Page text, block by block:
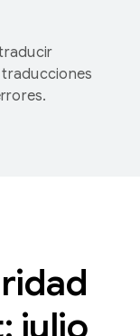
julio